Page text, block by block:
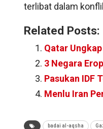
terlibat dalam
Related Posts:
Qatar
3 Negara
Pasukan IDF
Menlu Iran
badai al-aqsha